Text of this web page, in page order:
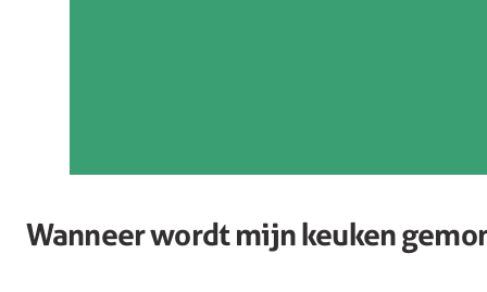
Wanneer wordt mijn keuken